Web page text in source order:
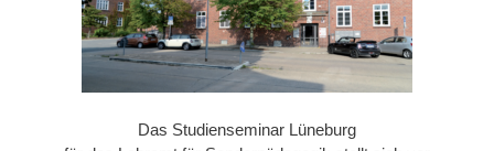
Das Studienseminar Lüneburg